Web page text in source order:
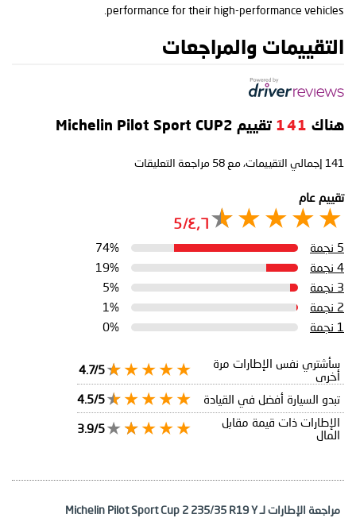
performance for their high-performance vehicles.
التقييمات والمراجعات
هناك 141 تقييم Michelin Pilot Sport CUP2
141 إجمالي التقييمات، مع 58 مراجعة التعليقات
تقييم عام
٤٫٦/5
5 نجمة
74%
4 نجمة
19%
3 نجمة
5%
2 نجمة
1%
1 نجمة
0%
سأشتري نفس الإطارات مرة
أخرى
4.7/5
تبدو السيارة أفضل في القيادة
4.5/5
الإطارات ذات قيمة مقابل
المال
3.9/5
مراجعة الإطارات لـ Michelin Pilot Sport Cup 2 235/35 R19 Y